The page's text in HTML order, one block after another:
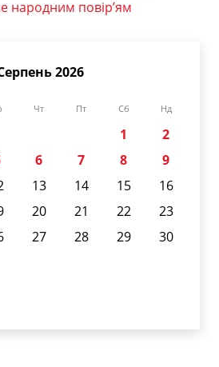
народним повір’ям
2026
Чт Пт Сб Нд
1
2
6 7 8
9
13 14 15
16
20 21 22
23
27 28 29
30